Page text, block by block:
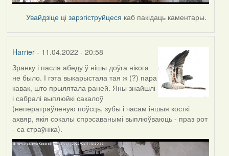
Увайдзіце цізарэгіструйцеся каб пакідаць каментары.
Harrier- 11.04.2022 - 20:58
Зранку і пасля абеду ў нішы доўга нікога
не было. І гэта выкарыстала тая ж (?) пара
кавак, што прылятала раней. Яны знайшлі
і сабралі выплюйкі сакалоў
(неператраўленую поўсць, зубы і часам іншыя косткі
ахвяр, якія сокалы спрэсаванымі выплюўваюць - праз рот
- са страўніка).